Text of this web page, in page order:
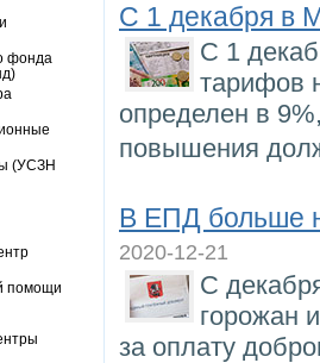
С 1 декабря в
С 1
тарифов
определен в
повышения
В ЕПД больше
2020-12-21
С
горожан
за оплату
фонда
(УСЗН
помощи